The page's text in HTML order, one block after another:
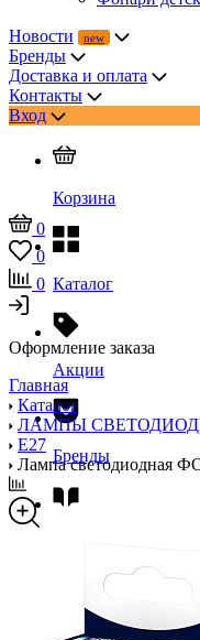
Новости
Бренды
Доставка и оплата
Контакты
Вход
Корзина
Каталог
Акции
Бренды
0
0
0
Оформление заказа
Главная
Каталог
ЛАМПЫ
E27
Лампа светодиодная